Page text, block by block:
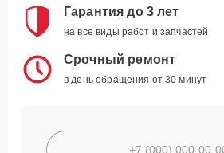
Гарантия до 3 лет
на все виды работ и запчастей
Срочный ремонт
в день обращения от 30 минут